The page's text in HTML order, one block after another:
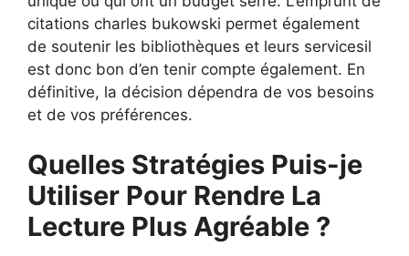
citations charles bukowski permet également
de soutenir les bibliothèques et leurs servicesil
est donc bon d’en tenir compte également. En
définitive, la décision dépendra de vos besoins
et de vos préférences.
Quelles Stratégies Puis-je
Utiliser Pour Rendre La
Lecture Plus Agréable ?